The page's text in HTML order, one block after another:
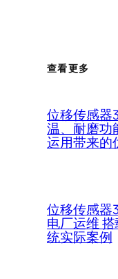
查看更多
位移传感器
温、耐磨功
运用带来的
位移传感器
电厂运维
统实际案例